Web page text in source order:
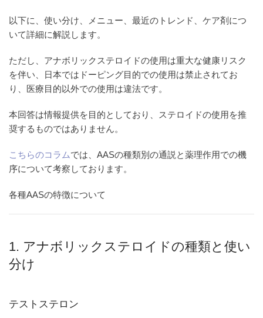
以下に、使い分け、メニュー、最近のトレンド、ケア剤につ
いて詳細に解説します。
ただし、アナボリックステロイドの使用は重大な健康リスク
を伴い、日本ではドーピング目的での使用は禁止されてお
り、医療目的以外での使用は違法です。
本回答は情報提供を目的としており、ステロイドの使用を推
奨するものではありません。
こちらのコラムでは、AASの種類別の通説と薬理作用での機
序について考察しております。
各種AASの特徴について
1. アナボリックステロイドの種類と使い
分け
テストステロン